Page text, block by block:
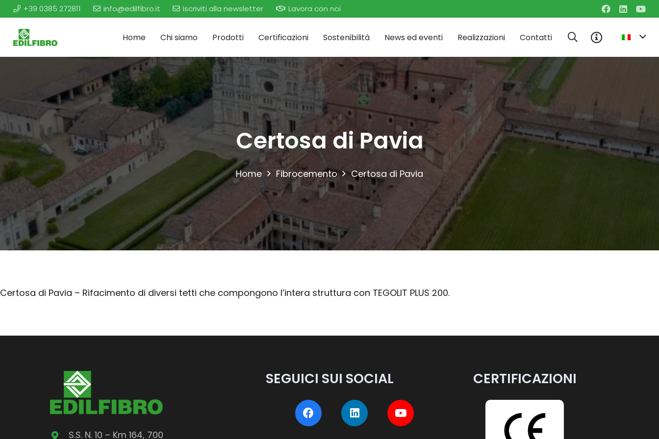
+39 0385 272811 info@edilfibro.it Iscriviti alla newsletter Lavora con noi
Home Chi siamo Prodotti Certificazioni Sostenibilità News ed eventi Realizzazioni Contatti
Certosa di Pavia
Home Fibrocemento Certosa di Pavia
Certosa di Pavia – Rifacimento di diversi tetti che compongono l’intera struttura con TEGOLIT PLUS 200.
S.S. N. 10 – Km 164, 700
SEGUICI SUI SOCIAL CERTIFICAZIONI